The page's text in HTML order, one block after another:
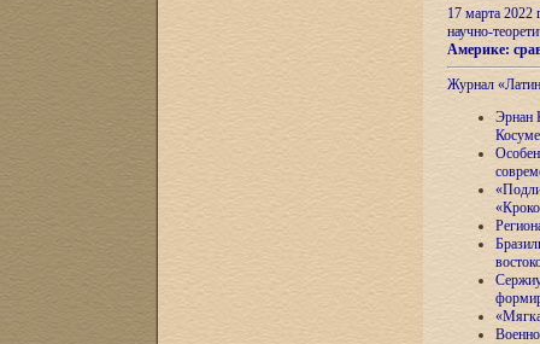
17 марта 2022
научно-
Америке:
Журнал
Эрнан